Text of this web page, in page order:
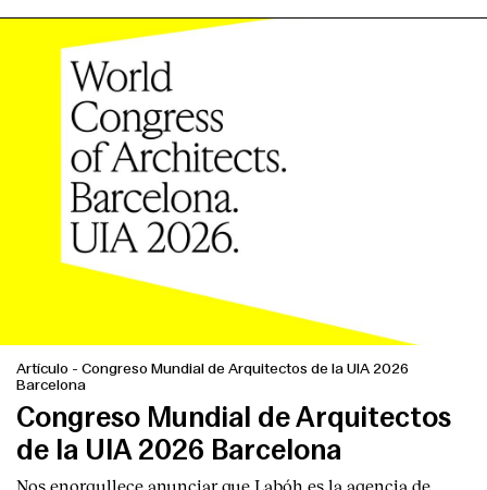
Artículo - Congreso Mundial de Arquitectos de la UIA 2026
Barcelona
Congreso Mundial de Arquitectos
de la UIA 2026 Barcelona
Nos enorgullece anunciar que Labóh es la agencia de